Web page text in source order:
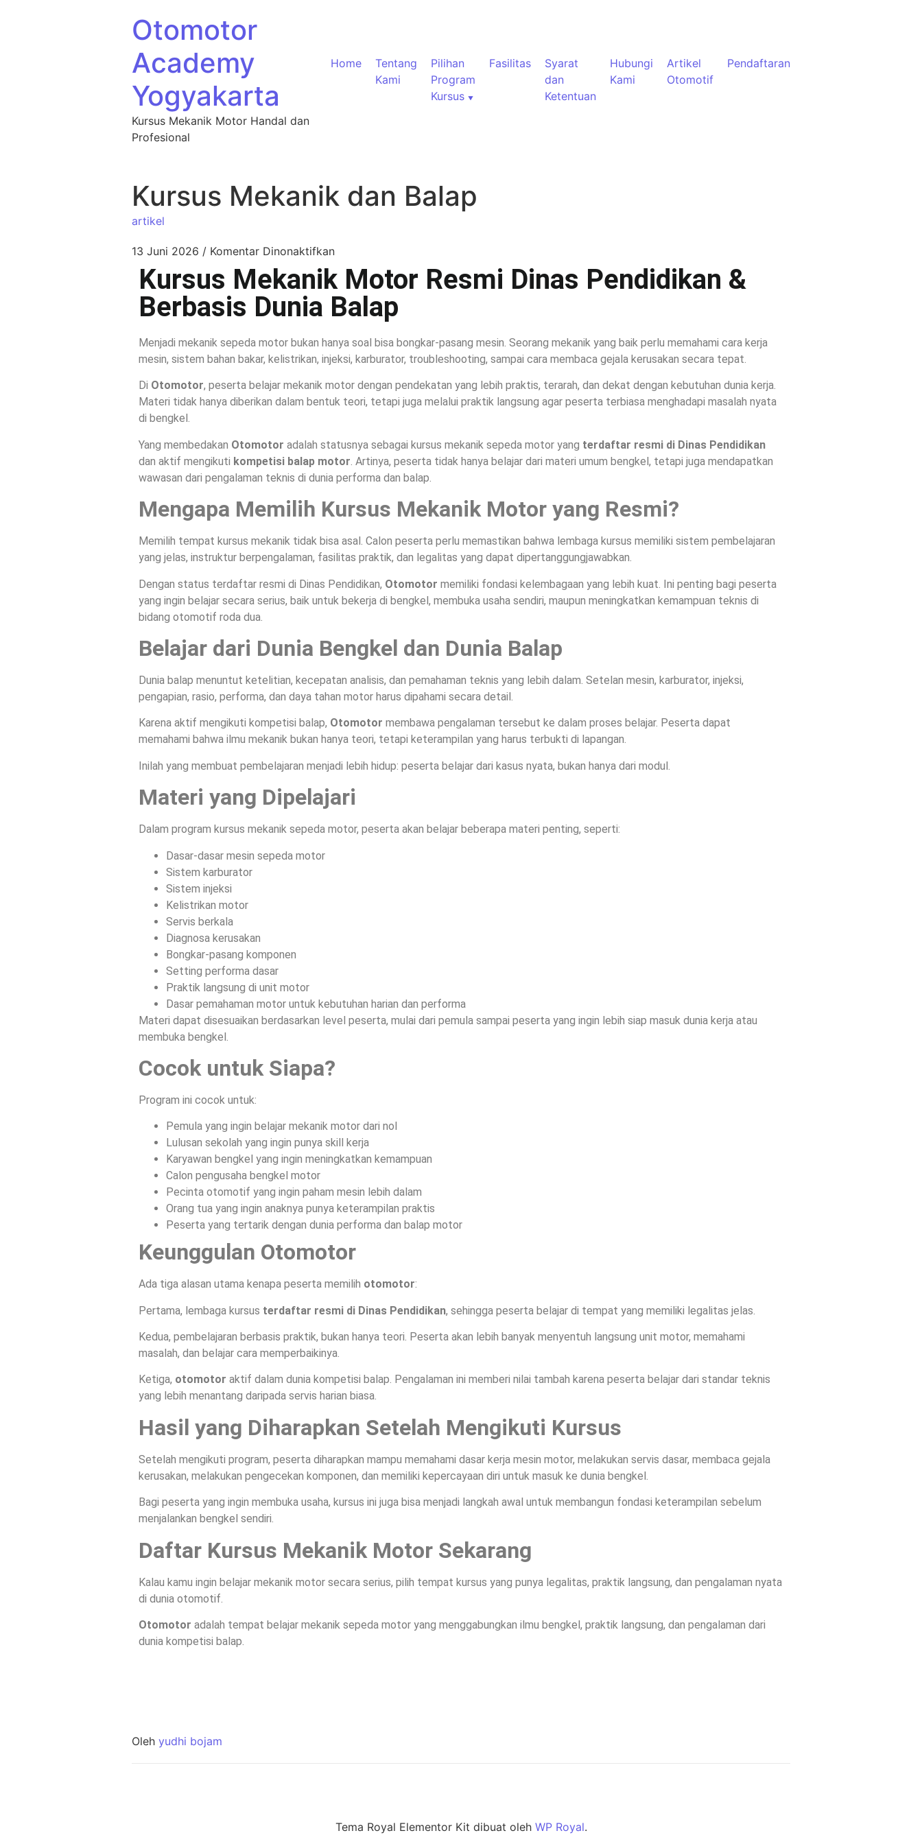
Otomotor
Academy
Yogyakarta
Kursus Mekanik Motor Handal dan
Profesional
Home
Tentang
Kami
Pilihan
Program
Kursus
Fasilitas
Syarat
dan
Ketentuan
Hubungi
Kami
Artikel
Otomotif
Pendaftaran
Kursus Mekanik dan Balap
artikel
13 Juni 2026 / Komentar Dinonaktifkan
Kursus Mekanik Motor Resmi Dinas Pendidikan &
Berbasis Dunia Balap
Menjadi mekanik sepeda motor bukan hanya soal bisa bongkar-pasang mesin. Seorang mekanik yang baik perlu memahami cara kerja
mesin, sistem bahan bakar, kelistrikan, injeksi, karburator, troubleshooting, sampai cara membaca gejala kerusakan secara tepat.
Di Otomotor, peserta belajar mekanik motor dengan pendekatan yang lebih praktis, terarah, dan dekat dengan kebutuhan dunia kerja.
Materi tidak hanya diberikan dalam bentuk teori, tetapi juga melalui praktik langsung agar peserta terbiasa menghadapi masalah nyata
di bengkel.
Yang membedakan Otomotor adalah statusnya sebagai kursus mekanik sepeda motor yang terdaftar resmi di Dinas Pendidikan
dan aktif mengikuti kompetisi balap motor . Artinya, peserta tidak hanya belajar dari materi umum bengkel, tetapi juga mendapatkan
wawasan dari pengalaman teknis di dunia performa dan balap.
Mengapa Memilih Kursus Mekanik Motor yang Resmi?
Memilih tempat kursus mekanik tidak bisa asal. Calon peserta perlu memastikan bahwa lembaga kursus memiliki sistem pembelajaran
yang jelas, instruktur berpengalaman, fasilitas praktik, dan legalitas yang dapat dipertanggungjawabkan.
Dengan status terdaftar resmi di Dinas Pendidikan, Otomotor memiliki fondasi kelembagaan yang lebih kuat. Ini penting bagi peserta
yang ingin belajar secara serius, baik untuk bekerja di bengkel, membuka usaha sendiri, maupun meningkatkan kemampuan teknis di
bidang otomotif roda dua.
Belajar dari Dunia Bengkel dan Dunia Balap
Dunia balap menuntut ketelitian, kecepatan analisis, dan pemahaman teknis yang lebih dalam. Setelan mesin, karburator, injeksi,
pengapian, rasio, performa, dan daya tahan motor harus dipahami secara detail.
Karena aktif mengikuti kompetisi balap, Otomotor membawa pengalaman tersebut ke dalam proses belajar. Peserta dapat
memahami bahwa ilmu mekanik bukan hanya teori, tetapi keterampilan yang harus terbukti di lapangan.
Inilah yang membuat pembelajaran menjadi lebih hidup: peserta belajar dari kasus nyata, bukan hanya dari modul.
Materi yang Dipelajari
Dalam program kursus mekanik sepeda motor, peserta akan belajar beberapa materi penting, seperti:
Dasar-dasar mesin sepeda motor
Sistem karburator
Sistem injeksi
Kelistrikan motor
Servis berkala
Diagnosa kerusakan
Bongkar-pasang komponen
Setting performa dasar
Praktik langsung di unit motor
Dasar pemahaman motor untuk kebutuhan harian dan performa
Materi dapat disesuaikan berdasarkan level peserta, mulai dari pemula sampai peserta yang ingin lebih siap masuk dunia kerja atau
membuka bengkel.
Cocok untuk Siapa?
Program ini cocok untuk:
Pemula yang ingin belajar mekanik motor dari nol
Lulusan sekolah yang ingin punya skill kerja
Karyawan bengkel yang ingin meningkatkan kemampuan
Calon pengusaha bengkel motor
Pecinta otomotif yang ingin paham mesin lebih dalam
Orang tua yang ingin anaknya punya keterampilan praktis
Peserta yang tertarik dengan dunia performa dan balap motor
Keunggulan Otomotor
Ada tiga alasan utama kenapa peserta memilih otomotor:
Pertama, lembaga kursus terdaftar resmi di Dinas Pendidikan, sehingga peserta belajar di tempat yang memiliki legalitas jelas.
Kedua, pembelajaran berbasis praktik, bukan hanya teori. Peserta akan lebih banyak menyentuh langsung unit motor, memahami
masalah, dan belajar cara memperbaikinya.
Ketiga, otomotor aktif dalam dunia kompetisi balap. Pengalaman ini memberi nilai tambah karena peserta belajar dari standar teknis
yang lebih menantang daripada servis harian biasa.
Hasil yang Diharapkan Setelah Mengikuti Kursus
Setelah mengikuti program, peserta diharapkan mampu memahami dasar kerja mesin motor, melakukan servis dasar, membaca gejala
kerusakan, melakukan pengecekan komponen, dan memiliki kepercayaan diri untuk masuk ke dunia bengkel.
Bagi peserta yang ingin membuka usaha, kursus ini juga bisa menjadi langkah awal untuk membangun fondasi keterampilan sebelum
menjalankan bengkel sendiri.
Daftar Kursus Mekanik Motor Sekarang
Kalau kamu ingin belajar mekanik motor secara serius, pilih tempat kursus yang punya legalitas, praktik langsung, dan pengalaman nyata
di dunia otomotif.
Otomotor adalah tempat belajar mekanik sepeda motor yang menggabungkan ilmu bengkel, praktik langsung, dan pengalaman dari
dunia kompetisi balap.
Oleh yudhi bojam
Tema Royal Elementor Kit dibuat oleh WP Royal.